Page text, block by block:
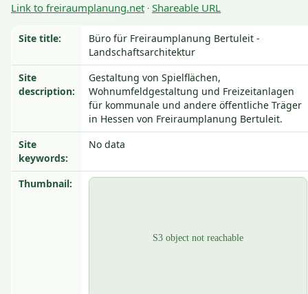
Link to freiraumplanung.net · Shareable URL
Site title:
Büro für Freiraumplanung Bertuleit -
Landschaftsarchitektur
Site
description:
Gestaltung von Spielflächen,
Wohnumfeldgestaltung und Freizeitanlagen
für kommunale und andere öffentliche Träger
in Hessen von Freiraumplanung Bertuleit.
Site
keywords:
No data
Thumbnail: